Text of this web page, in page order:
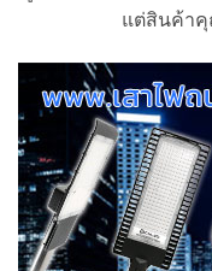
แต่สินค้า